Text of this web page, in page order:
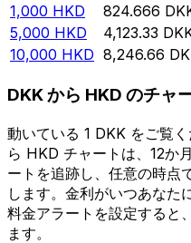
1,000 HKD 824.666
5,000 HKD 4,123.33
10,000 HKD 8,246.66
DKK から HKD のチャ
動いている 1 DKK をご覧
ら HKD チャートは、12か
ートを追跡し、任意の時点
します。金利がいつあなた
料金アラートを設定すると
ます。